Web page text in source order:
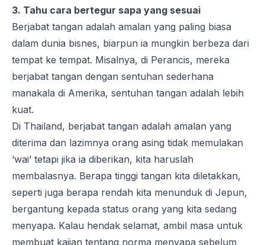
3. Tahu cara bertegur sapa yang sesuai
Berjabat tangan adalah amalan yang paling biasa
dalam dunia bisnes, biarpun ia mungkin berbeza dari
tempat ke tempat. Misalnya, di Perancis, mereka
berjabat tangan dengan sentuhan sederhana
manakala di Amerika, sentuhan tangan adalah lebih
kuat.
Di Thailand, berjabat tangan adalah amalan yang
diterima dan lazimnya orang asing tidak memulakan
‘wai’ tetapi jika ia diberikan, kita haruslah
membalasnya. Berapa tinggi tangan kita diletakkan,
seperti juga berapa rendah kita menunduk di Jepun,
bergantung kepada status orang yang kita sedang
menyapa. Kalau hendak selamat, ambil masa untuk
membuat kajian tentang norma menyapa sebelum